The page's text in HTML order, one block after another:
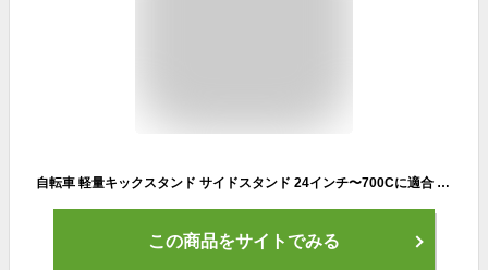
自転車 軽量キックスタンド サイドスタンド 24インチ〜700Cに適合 マウンテンバイク ロードバイク クロスバイク クイックリリース仕様全般対応可能（色BLACK）
この商品をサイトでみる